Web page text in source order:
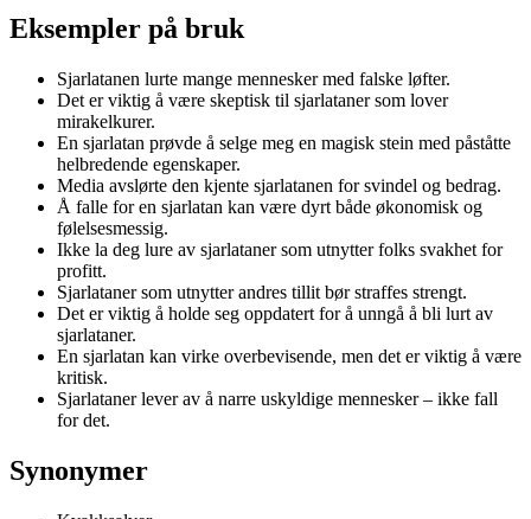
Eksempler på bruk
Sjarlatanen lurte mange mennesker med falske løfter.
Det er viktig å være skeptisk til sjarlataner som lover
mirakelkurer.
En sjarlatan prøvde å selge meg en magisk stein med påståtte
helbredende egenskaper.
Media avslørte den kjente sjarlatanen for svindel og bedrag.
Å falle for en sjarlatan kan være dyrt både økonomisk og
følelsesmessig.
Ikke la deg lure av sjarlataner som utnytter folks svakhet for
profitt.
Sjarlataner som utnytter andres tillit bør straffes strengt.
Det er viktig å holde seg oppdatert for å unngå å bli lurt av
sjarlataner.
En sjarlatan kan virke overbevisende, men det er viktig å være
kritisk.
Sjarlataner lever av å narre uskyldige mennesker – ikke fall
for det.
Synonymer